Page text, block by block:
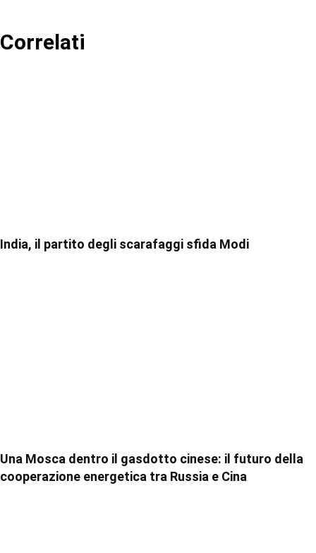
Correlati
India, il partito degli scarafaggi sfida Modi
Una Mosca dentro il gasdotto cinese: il futuro della
cooperazione energetica tra Russia e Cina